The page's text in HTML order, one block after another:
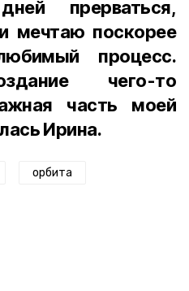
прерваться,
мечтаю поскорее
процесс.
чего-то
часть моей
Ирина.
орбита